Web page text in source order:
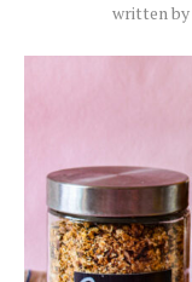
written by